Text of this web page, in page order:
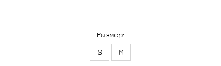
Размер:
S M